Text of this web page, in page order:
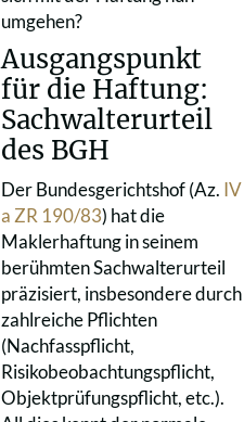
umgehen?
Ausgangspunkt
für die Haftung:
Sachwalterurteil
des BGH
Der Bundesgerichtshof (Az. IV
a ZR 190/83) hat die
Maklerhaftung in seinem
berühmten Sachwalterurteil
präzisiert, insbesondere durch
zahlreiche Pflichten
(Nachfasspflicht,
Risikobeobachtungspflicht,
Objektprüfungspflicht, etc.).